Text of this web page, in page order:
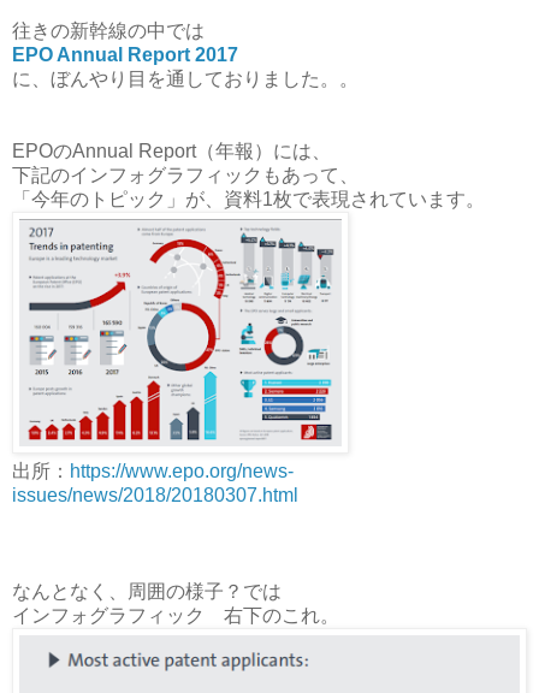
往きの新幹線の中では
EPO Annual Report 2017
に、ぼんやり目を通しておりました。。
EPOのAnnual Report（年報）には、
下記のインフォグラフィックもあって、
「今年のトピック」が、資料1枚で表現されています。
出所： https://www.epo.org/news-
issues/news/2018/20180307.html
なんとなく、周囲の様子？では
インフォグラフィック 右下のこれ。